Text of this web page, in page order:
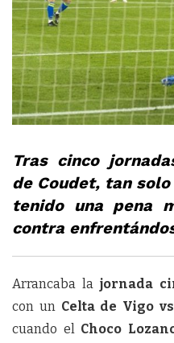
Tras cinco
de Coudet, tan
tenido una pena
contra
Arrancaba lajornada
con un Celta de Vigo
cuando el Choco